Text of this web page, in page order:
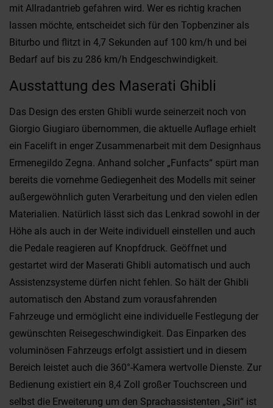
mit Allradantrieb gefahren wird. Wer es richtig krachen
lassen möchte, entscheidet sich für den Topbenziner als
Biturbo und flitzt in 4,7 Sekunden auf 100 km/h und bei
Bedarf auf bis zu 286 km/h Endgeschwindigkeit.
Ausstattung des Maserati Ghibli
Das Design des ersten Ghibli wurde seinerzeit noch von
Giorgio Giugiaro übernommen, die aktuelle Auflage erhielt
ein Facelift in enger Zusammenarbeit mit dem Designhaus
Ermenegildo Zegna. Anhand solcher „Funfacts“ spürt man
bereits die vornehme Gediegenheit des Modells mit seiner
außergewöhnlich guten Verarbeitung und den vielen edlen
Materialien. Natürlich lässt sich das Lenkrad sowohl in der
Höhe als auch in der Weite individuell einstellen und auch
die Pedale reagieren auf Knopfdruck. Geöffnet und
gestartet wird der Maserati Ghibli automatisch und auch
Assistenzsysteme dürfen nicht fehlen. So hält der Ghibli
automatisch den Abstand zum vorausfahrenden
Fahrzeuge und ermöglicht eine individuelle Festlegung der
gewünschten Reisegeschwindigkeit. Das Einparken des
voluminösen Fahrzeugs erfolgt assistiert und in diesem
Bereich leistet auch die 360°-Kamera wertvolle Dienste. Zur
Bedienung existiert ein 8,4 Zoll großer Touchscreen und
selbst die Erweiterung um den Sprachassistenten „Siri“ ist